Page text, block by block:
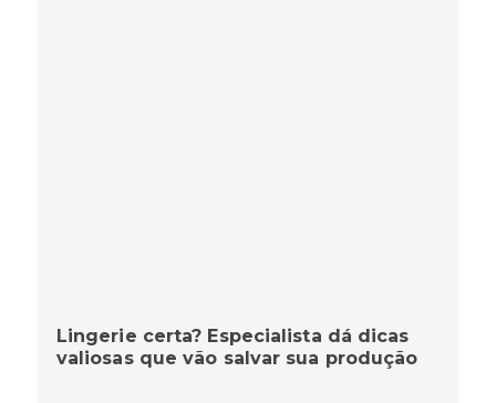
Lingerie certa? Especialista dá dicas
valiosas que vão salvar sua produção